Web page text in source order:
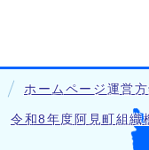
ホームページ運営
令和8年度阿見町組織